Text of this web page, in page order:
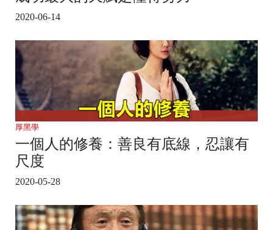
2020-06-14
厚黑學
一個人的修養：善良有底線，忍讓有
尺度
2020-05-28